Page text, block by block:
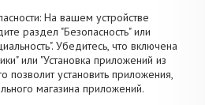
На вашем устройстве
раздел "Безопасность" или
Убедитесь, что включена
или "Установка приложений из
позволит установить приложения,
магазина приложений.